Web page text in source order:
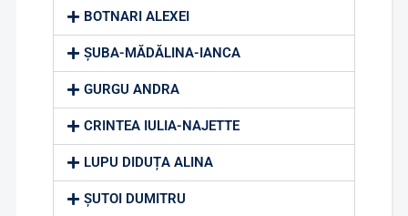
BOTNARI ALEXEI
ȘUBA-MĂDĂLINA-IANCA
GURGU ANDRA
CRINTEA IULIA-NAJETTE
LUPU DIDUȚA ALINA
ȘUTOI DUMITRU